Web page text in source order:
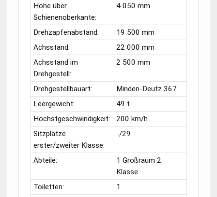
Höhe über
Schienenoberkante:
4 050 mm
Drehzapfenabstand:
19 500 mm
Achsstand:
22 000 mm
Achsstand im
Drehgestell:
2 500 mm
Drehgestellbauart:
Minden-Deutz 367
Leergewicht:
49 t
Höchstgeschwindigkeit:
200 km/h
Sitzplätze
erster/zweiter Klasse:
-/29
Abteile:
1 Großraum 2.
Klasse
Toiletten:
1